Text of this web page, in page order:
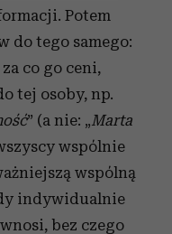
Potem
do tego samego:
co go ceni,
tej osoby, np.
” (a nie: „Marta
wspólnie
wspólną
indywidualnie
bez czego